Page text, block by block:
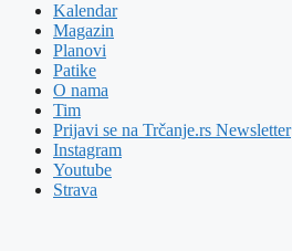
Kalendar
Magazin
Planovi
Patike
O nama
Tim
Prijavi se na Trčanje.rs Newsletter
Instagram
Youtube
Strava